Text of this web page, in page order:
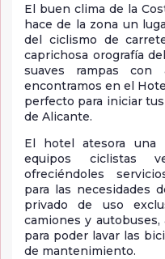
El buen clima de la
hace de la zona un
del ciclismo de
caprichosa orografía
suaves rampas con
encontramos en el
perfecto para iniciar
de Alicante.
El hotel atesora una
equipos ciclistas
ofreciéndoles
para las necesidades
privado de uso
camiones y
para poder lavar las
de mantenimiento.